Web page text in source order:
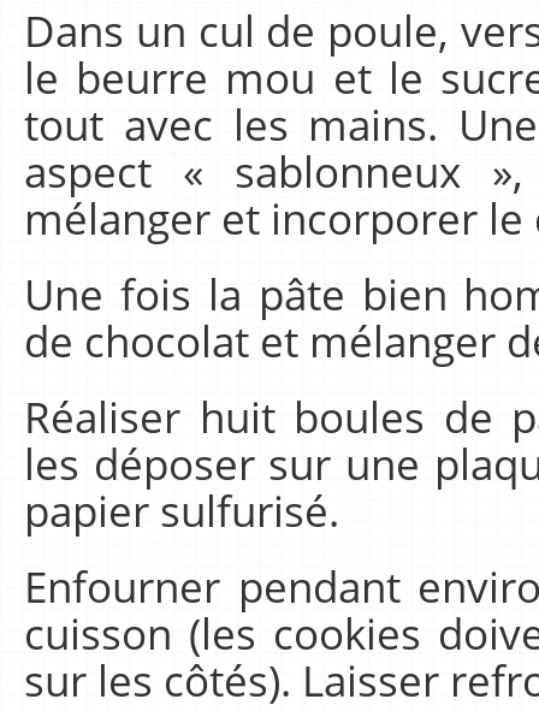
Dans un cul de poule,
le beurre mou et le
tout avec les mains.
aspect « sablonneux
mélanger et incorporer le
Une fois la pâte bien
de chocolat et mélanger
Réaliser huit boules de
les déposer sur une
papier sulfurisé.
Enfourner pendant
cuisson (les cookies
sur les côtés). Laisser